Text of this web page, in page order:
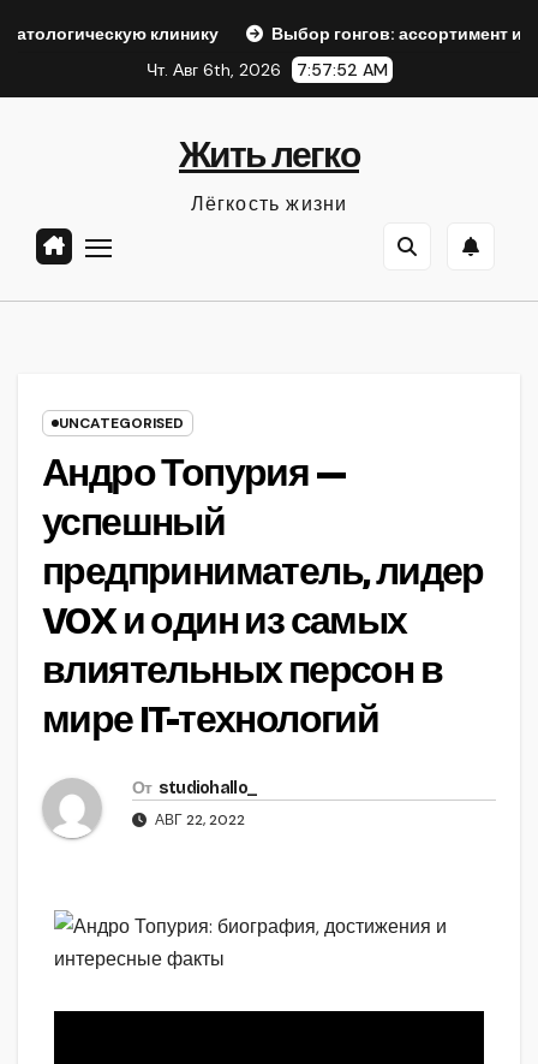
клинику
Выбор гонгов: ассортимент и
Чт. Авг 6th, 2026
7:57:52 AM
Жить легко
Лёгкость жизни
UNCATEGORISED
Андро Топурия —
успешный
предприниматель, лидер
VOX и один из самых
влиятельных персон в
мире IT-технологий
От studiohallo_
АВГ 22, 2022